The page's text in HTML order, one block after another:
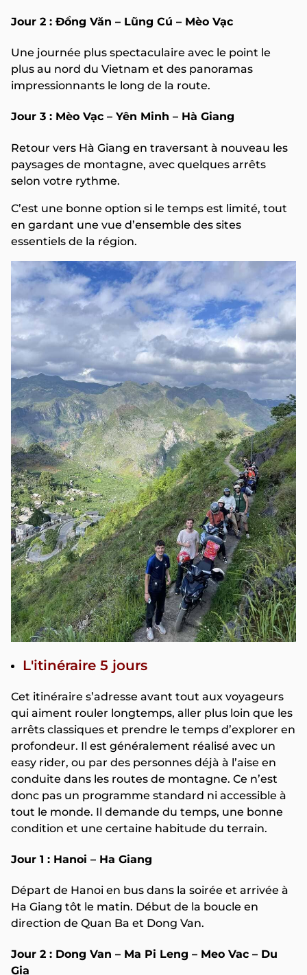
Jour 2 : Đồng Văn – Lũng Cú – Mèo Vạc
Une journée plus spectaculaire avec le point le
plus au nord du Vietnam et des panoramas
impressionnants le long de la route.
Jour 3 : Mèo Vạc – Yên Minh – Hà Giang
Retour vers Hà Giang en traversant à nouveau les
paysages de montagne, avec quelques arrêts
selon votre rythme.
C’est une bonne option si le temps est limité, tout
en gardant une vue d’ensemble des sites
essentiels de la région.
L'itinéraire 5 jours
Cet itinéraire s’adresse avant tout aux voyageurs
qui aiment rouler longtemps, aller plus loin que les
arrêts classiques et prendre le temps d’explorer en
profondeur. Il est généralement réalisé avec un
easy rider, ou par des personnes déjà à l’aise en
conduite dans les routes de montagne. Ce n’est
donc pas un programme standard ni accessible à
tout le monde. Il demande du temps, une bonne
condition et une certaine habitude du terrain.
Jour 1 : Hanoi – Ha Giang
Départ de Hanoi en bus dans la soirée et arrivée à
Ha Giang tôt le matin. Début de la boucle en
direction de Quan Ba et Dong Van.
Jour 2 : Dong Van – Ma Pi Leng – Meo Vac – Du
Gia